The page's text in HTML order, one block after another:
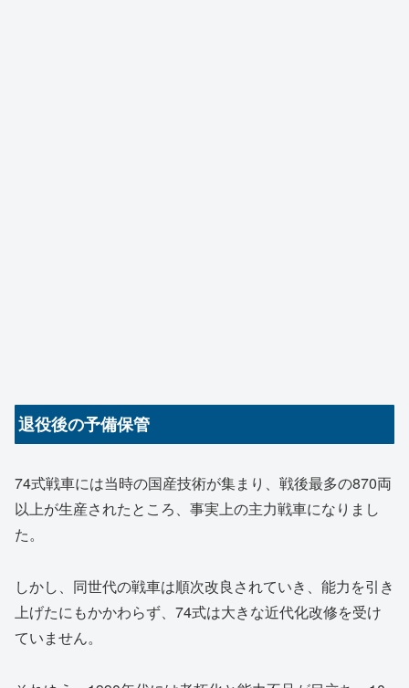
退役後の予備保管
74式戦車には当時の国産技術が集まり、戦後最多の870両
以上が生産されたところ、事実上の主力戦車になりまし
た。
しかし、同世代の戦車は順次改良されていき、能力を引き
上げたにもかかわらず、74式は大きな近代化改修を受け
ていません。